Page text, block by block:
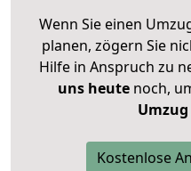
Wenn Sie einen
planen, zögern Sie
Hilfe in Anspruch zu
uns heutenoch,
Umzug
Kostenlose